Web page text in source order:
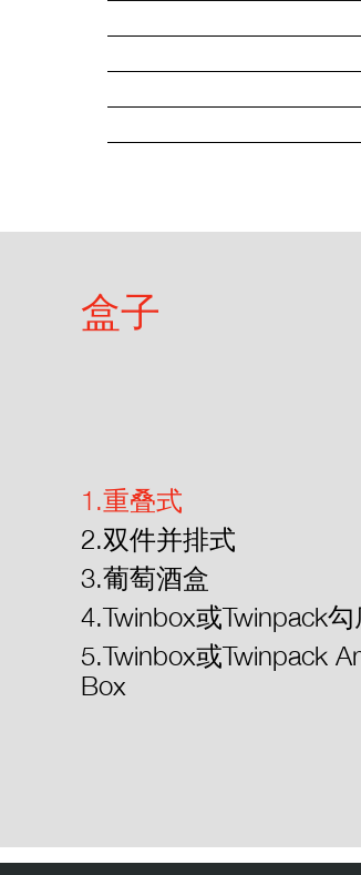
盒子
1.重叠式
2.双件并排式
3.葡萄酒盒
4.Twinbox或Twinpack
5.Twinbox或Twinpack
Box